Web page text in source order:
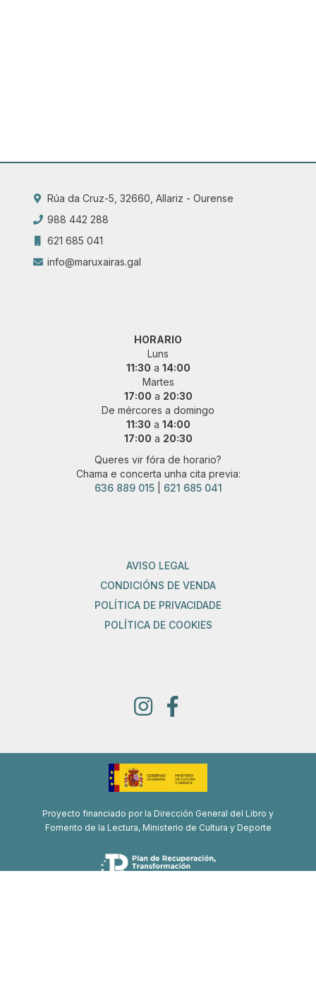
Rúa da Cruz-5, 32660, Allariz - Ourense
988 442 288
621 685 041
info@maruxairas.gal
HORARIO
Luns
11:30 a 14:00
Martes
17:00 a 20:30
De mércores a domingo
11:30 a 14:00
17:00 a 20:30
Queres vir fóra de horario?
Chama e concerta unha cita previa:
636 889 015| 621 685 041
AVISO LEGAL
CONDICIÓNS DE VENDA
POLÍTICA DE PRIVACIDADE
POLÍTICA DE COOKIES
Proyecto financiado por la Dirección General del Libro y
Fomento de la Lectura, Ministerio de Cultura y Deporte